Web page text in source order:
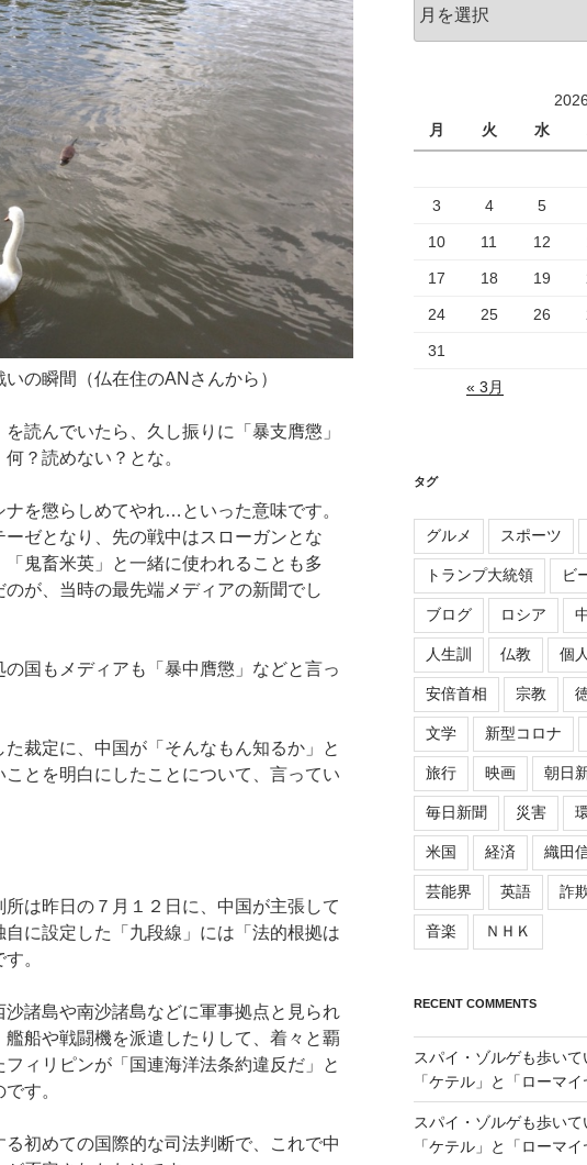
の瞬間（仏在住のANさんから）
んでいたら、久し振りに「暴支膺懲」
？読めない？とな。
を懲らしめてやれ…といった意味です。
ゼとなり、先の戦中はスローガンとな
鬼畜米英」と一緒に使われることも多
が、当時の最先端メディアの新聞でし
国もメディアも「暴中膺懲」などと言っ
裁定に、中国が「そんなもん知るか」と
とを明白にしたことについて、言ってい
は昨日の７月１２日に、中国が主張して
に設定した「九段線」には「法的根拠は
。
諸島や南沙諸島などに軍事拠点と見られ
船や戦闘機を派遣したりして、着々と覇
ィリピンが「国連海洋法条約違反だ」と
す。
初めての国際的な司法判断で、これで中
ー
月
火 水
3 4 5
10 11 12
17 18 19
24 25 26
31
« 3月
タグ
グルメ スポーツ
トランプ大統領 ビ
ブログ ロシア
人生訓 仏教 個
安倍首相 宗教
文学 新型コロナ
旅行 映画 朝日
毎日新聞 災害
米国 経済 織田
芸能界 英語 詐
音楽 ＮＨＫ
RECENT COMMENTS
スパイ・ゾルゲも歩い
「ケテル」と「ローマイ
スパイ・ゾルゲも歩い
「ケテル」と「ローマイ